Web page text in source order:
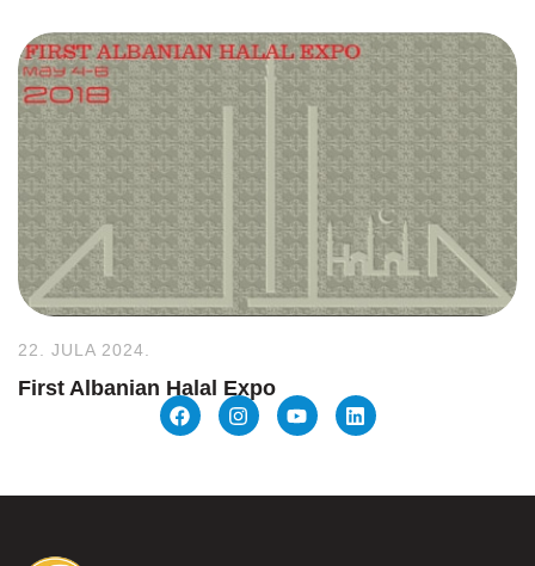
22. JULA 2024.
First Albanian Halal Expo